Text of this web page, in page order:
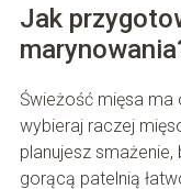
Jak
Świeżość mięsa ma
wybieraj raczej
planujesz
gorącą patelnią